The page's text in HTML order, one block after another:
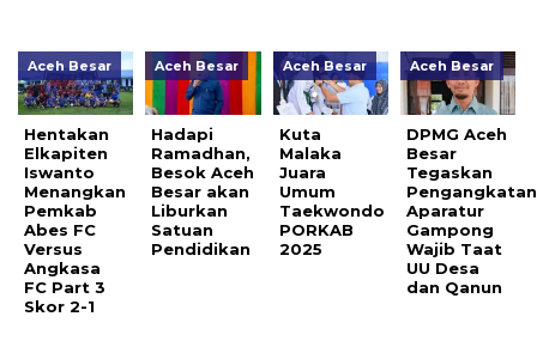
Aceh Besar
Hentakan
Elkapiten
Iswanto
Menangkan
Pemkab
Abes FC
Versus
Angkasa
FC Part 3
Skor 2-1
Aceh Besar
Hadapi
Ramadhan,
Besok Aceh
Besar akan
Liburkan
Satuan
Pendidikan
Aceh Besar
Kuta
Malaka
Juara
Umum
Taekwondo
PORKAB
2025
Aceh Besar
DPMG Aceh
Besar
Tegaskan
Pengangkatan
Aparatur
Gampong
Wajib Taat
UU Desa
dan Qanun